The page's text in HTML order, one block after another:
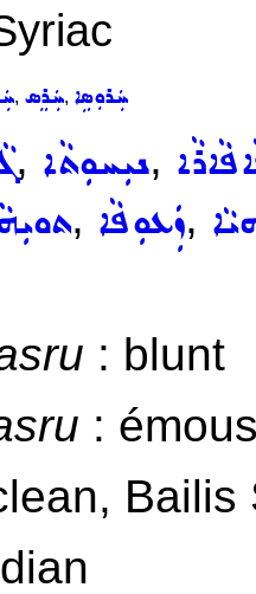
, ܚܲܪܸܣ, ܚܲܪܘܼܣܹܐ
, ܢܝܼܚܘܼܬܵܐ,
, ܙܲܥܘܼܦܵܐ,
: blunt
:
Bailis